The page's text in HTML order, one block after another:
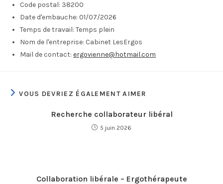
Code postal: 38200
Date d'embauche: 01/07/2026
Temps de travail: Temps plein
Nom de l'entreprise: Cabinet LesErgos
Mail de contact: ergovienne@hotmail.com
VOUS DEVRIEZ ÉGALEMENT AIMER
Recherche collaborateur libéral
5 juin 2026
Collaboration libérale – Ergothérapeute